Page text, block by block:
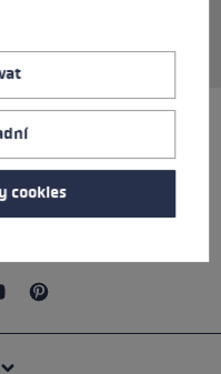
Speed Lock +
cookies